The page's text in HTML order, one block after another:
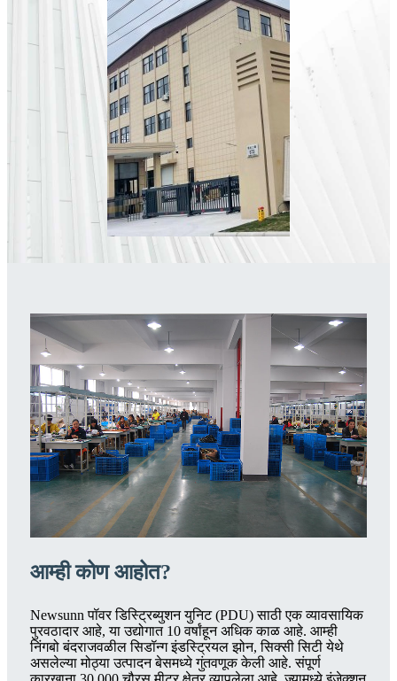
आम्ही कोण आहोत?
Newsunn पॉवर डिस्ट्रिब्युशन युनिट (PDU) साठी एक व्यावसायिक
पुरवठादार आहे, या उद्योगात 10 वर्षांहून अधिक काळ आहे. आम्ही
निंगबो बंदराजवळील सिडॉन्ग इंडस्ट्रियल झोन, सिक्सी सिटी येथे
असलेल्या मोठ्या उत्पादन बेसमध्ये गुंतवणूक केली आहे. संपूर्ण